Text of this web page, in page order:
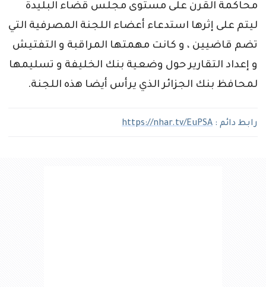
محاكمة القرن على مستوى مجلس قضاء البليدة
ليتم على إثرها استدعاء أعضاء اللجنة المصرفية التي
تضم قاضيين ، و كانت مهمتها المراقبة و التفتيش
و إعداد التقارير حول وضعية بنك الخليفة و تسليمها
لمحافظ بنك الجزائر الذي يرأس أيضا هذه اللجنة.
رابط دائم : https://nhar.tv/EuPSA